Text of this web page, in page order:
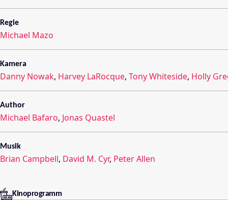
Regie
Michael Mazo
Kamera
Danny Nowak, Harvey LaRocque, Tony Whiteside, Holly
Author
Michael Bafaro, Jonas Quastel
Musik
Brian Campbell, David M. Cyr, Peter Allen
Kinoprogramm